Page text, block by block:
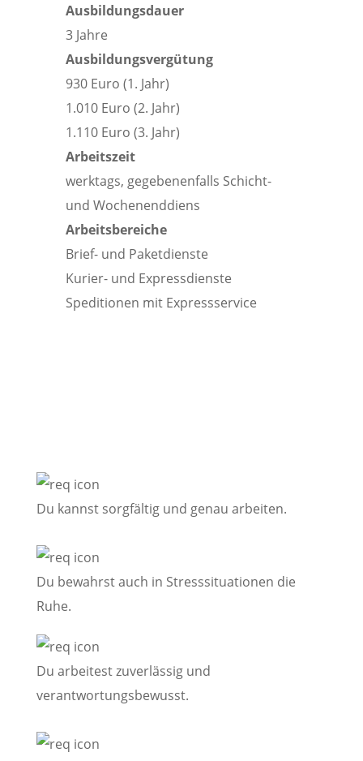
Ausbildungsdauer
3 Jahre
Ausbildungsvergütung
930 Euro (1. Jahr)
1.010 Euro (2. Jahr)
1.110 Euro (3. Jahr)
Arbeitszeit
werktags, gegebenenfalls Schicht-
und Wochenenddiens
Arbeitsbereiche
Brief- und Paketdienste
Kurier- und Expressdienste
Speditionen mit Expressservice
Du kannst sorgfältig und genau arbeiten.
Du bewahrst auch in Stresssituationen die
Ruhe.
Du arbeitest zuverlässig und
verantwortungsbewusst.